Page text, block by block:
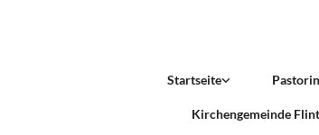
Startseite
Kirchengemeinde